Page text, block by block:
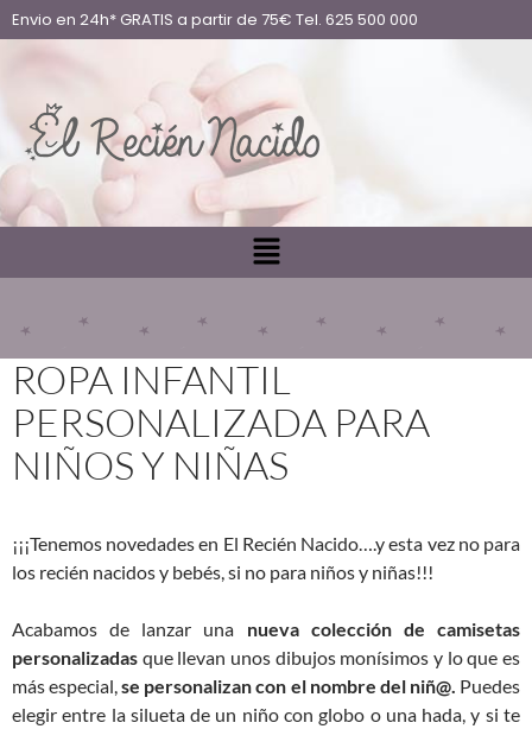
Envio en 24h* GRATIS a partir de 75€ Tel. 625 500 000
ROPA INFANTIL
PERSONALIZADA PARA
NIÑOS Y NIÑAS
¡¡¡Tenemos novedades en El Recién Nacido….y esta vez no para
los recién nacidos y bebés, si no para niños y niñas!!!
Acabamos de lanzar una nueva colección de camisetas
personalizadas que llevan unos dibujos monísimos y lo que es
más especial,se personalizan con el nombre del niñ@. Puedes
elegir entre la silueta de un niño con globo o una hada, y si te